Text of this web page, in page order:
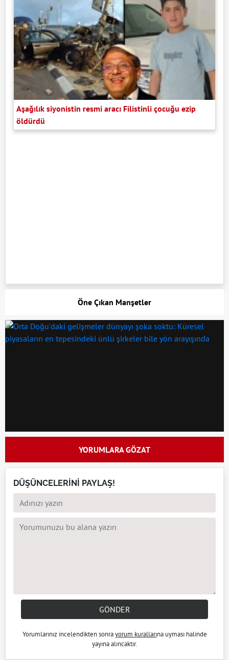
Aşağılık siyonistin resmi aracı Filistinli çocuğu ezip
öldürdü
Öne Çıkan Manşetler
YORUMLARA GÖZAT
DÜŞÜNCELERİNİ PAYLAŞ!
GÖNDER
Yorumlarınız incelendikten sonrayorum kurallarına uyması halinde
yayına alıncaktır.